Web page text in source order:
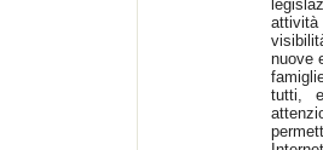
nuove
tutti,